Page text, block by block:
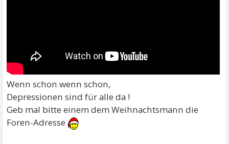
Wenn schon wenn schon,
Depressionen sind für alle da !
Geb mal bitte einem dem Weihnachtsmann die
Foren-Adresse